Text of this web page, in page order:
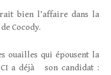
bien l’affaire dans la
Cocody.
ouailles qui épousent la
a déjà son candidat :